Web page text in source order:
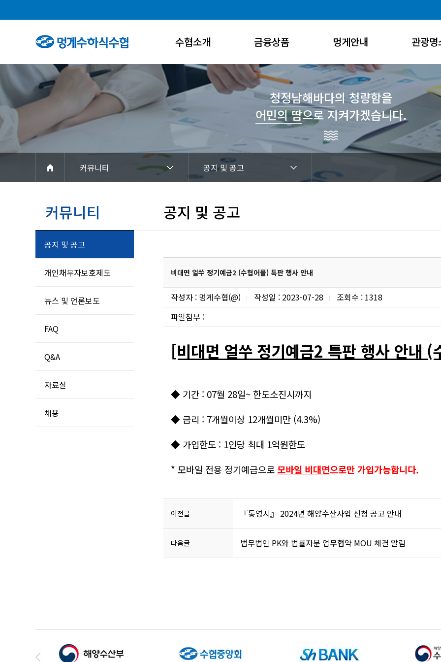
수협소개
인사말
연혁
조직도
아이덴티티
경영공시
금융상품
대출상품
예적금
공제상품
대출금리
멍게안내
멍게수협가공공장
멍게의 특성 및 효능
멍게 요리법
관광명
통영8경
관광/체험
낚시코스
청정남해바다의 청량함을
어민의 땀으로 지켜가겠습니다.
커뮤니티 공지 및 공고
커뮤니티
공지 및 공고
개인채무자보호제도
뉴스 및 언론보도
FAQ
Q&A
자료실
채용
공지 및 공고
비대면 얼쑤 정기예금2 (수협어플) 특판 행사 안내
작성자 : 멍게수협(@) 작성일 : 2023-07-28
조회수 : 1318
파일첨부 :
[비대면 얼쑤 정기예금2 특판 행사 안내 (
◆ 기간 : 07월 28일~ 한도소진시까지
◆ 금리 : 7개월이상 12개월미만 (4.3%)
◆ 가입한도 : 1인당 최대 1억원한도
* 모바일 전용 정기예금으로 모바일 비대면으로만 가입가능합니다.
이전글 『통영시』 2024년 해양수산사업 신청 공고 안내
다음글 법무법인 PK와 법률자문 업무협약 MOU 체결 알림